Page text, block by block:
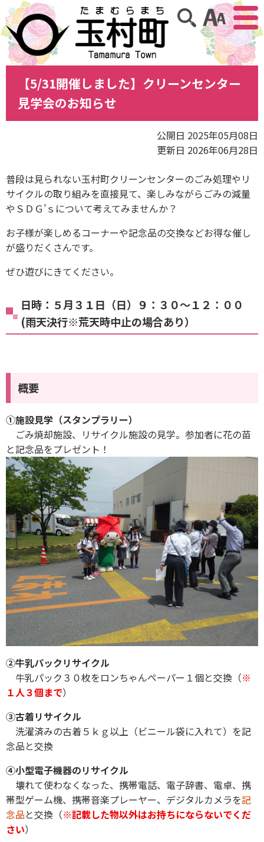
アクセ
サイト内検索
【5/31開催しました】クリーンセンター
見学会のお知らせ
公開日 2025年05月08日
更新日 2026年06月28日
普段は見られない玉村町クリーンセンターのごみ処理やリ
サイクルの取り組みを直接見て、楽しみながらごみの減量
やＳＤＧ’ｓについて考えてみませんか？
お子様が楽しめるコーナーや記念品の交換などお得な催し
が盛りだくさんです。
ぜひ遊びにきてください。
日時：５月３１日（日）９：３０～１２：００
(雨天決行※荒天時中止の場合あり）
概要
①施設見学（スタンプラリー）
ごみ焼却施設、リサイクル施設の見学。参加者に花の苗
と記念品をプレゼント！
②牛乳パックリサイクル
牛乳パック３０枚をロンちゃんペーパー１個と交換（※
１人３個まで）
③古着リサイクル
洗濯済みの古着５ｋｇ以上（ビニール袋に入れて）を記
念品と交換
④小型電子機器のリサイクル
壊れて使わなくなった、携帯電話、電子辞書、電卓、携
帯型ゲーム機、携帯音楽プレーヤー、デジタルカメラを記
念品と交換（※記載した物以外はお持ちにならないでくだ
さい）